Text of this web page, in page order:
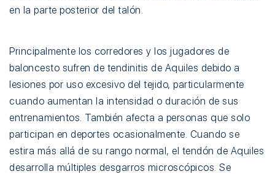
en la parte posterior del talón.
Principalmente los corredores y los jugadores de
baloncesto sufren de tendinitis de Aquiles debido a
lesiones por uso excesivo del tejido, particularmente
cuando aumentan la intensidad o duración de sus
entrenamientos. También afecta a personas que solo
participan en deportes ocasionalmente. Cuando se
estira más allá de su rango normal, el tendón de Aquiles
desarrolla múltiples desgarros microscópicos. Se